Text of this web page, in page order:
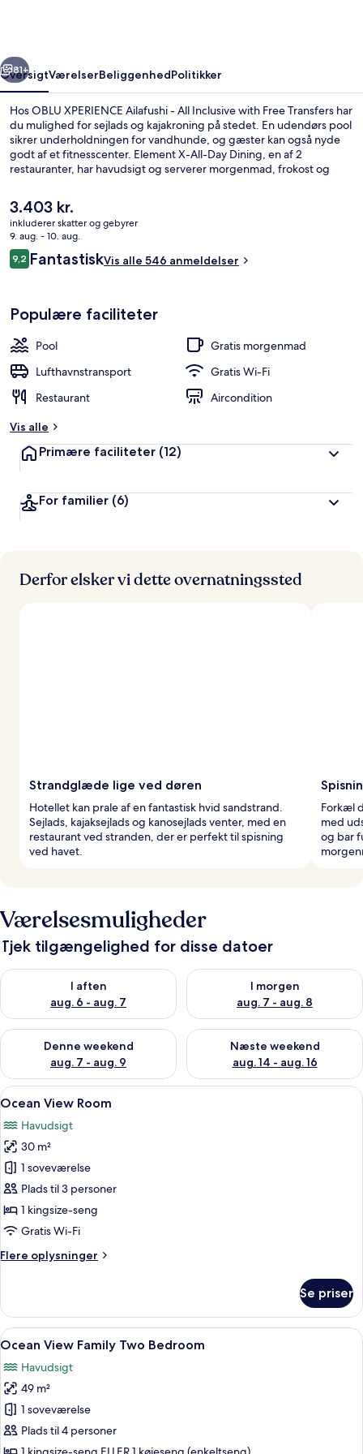
with
Free
Transfers
Næste
81+
OversigtVærelserBeliggenhedPolitikker
Hos OBLU XPERIENCE Ailafushi - All Inclusive with Free Transfers har
du mulighed for sejlads og kajakroning på stedet. En udendørs pool
sikrer underholdningen for vandhunde, og gæster kan også nyde
godt af et fitnesscenter. Element X-All-Day Dining, en af 2
restauranter, har havudsigt og serverer morgenmad, frokost og
omfatter gratis lufthavnstransport, en gratis børneklub og en
bar/lounge. Rejsende er vilde med stedets hjælpsomme personale.
Den
nuværende
pris
er
3.403 kr.
3.403 kr.
inkluderer skatter og gebyrer
9. aug. - 10. aug.
Anmeldelser
9,29,2 ud af 10.
FantastiskVis alle 546 anmeldelser
Populære faciliteter
Pool
Gratis morgenmad
Lufthavnstransport
Gratis Wi-Fi
Restaurant
Aircondition
Vis alle
Primære faciliteter (12)
For familier (6)
Derfor elsker vi dette overnatningssted
Strandglæde lige ved døren
Hotellet kan prale af en fantastisk hvid sandstrand.
Sejlads, kajaksejlads og kanosejlads venter, med en
restaurant ved stranden, der er perfekt til spisning
ved havet.
Forkæl
med
og bar
Værelsesmuligheder
Tjek tilgængelighed for disse datoer
I aften
aug. 6 - aug. 7
Tjek tilgængelighed for i aften aug. 6 - aug. 7
I morgen
aug. 7 - aug. 8
Tjek tilgængelighed for i
Denne weekend
aug. 7 - aug. 9
Tjek tilgængelighed for denne weekend aug. 7 - aug. 9
Næste weekend
aug. 14 - aug. 16
Tjek tilgængelighed for næste
Indlæs
alle
billeder
af
Ocean
View
Room
Et moderne soveværelse med en
6
Ocean View Room
Havudsigt
30 m²
1 soveværelse
Plads til 3 personer
1 kingsize-seng
Gratis Wi-Fi
Flere oplysninger
Flere
View
Room
Se priser
Indlæs
alle
billeder
af
Ocean
View
Family
Et moderne soveværelse med en
7
Ocean View Family Two Bedroom
Havudsigt
49 m²
1 soveværelse
Plads til 4 personer